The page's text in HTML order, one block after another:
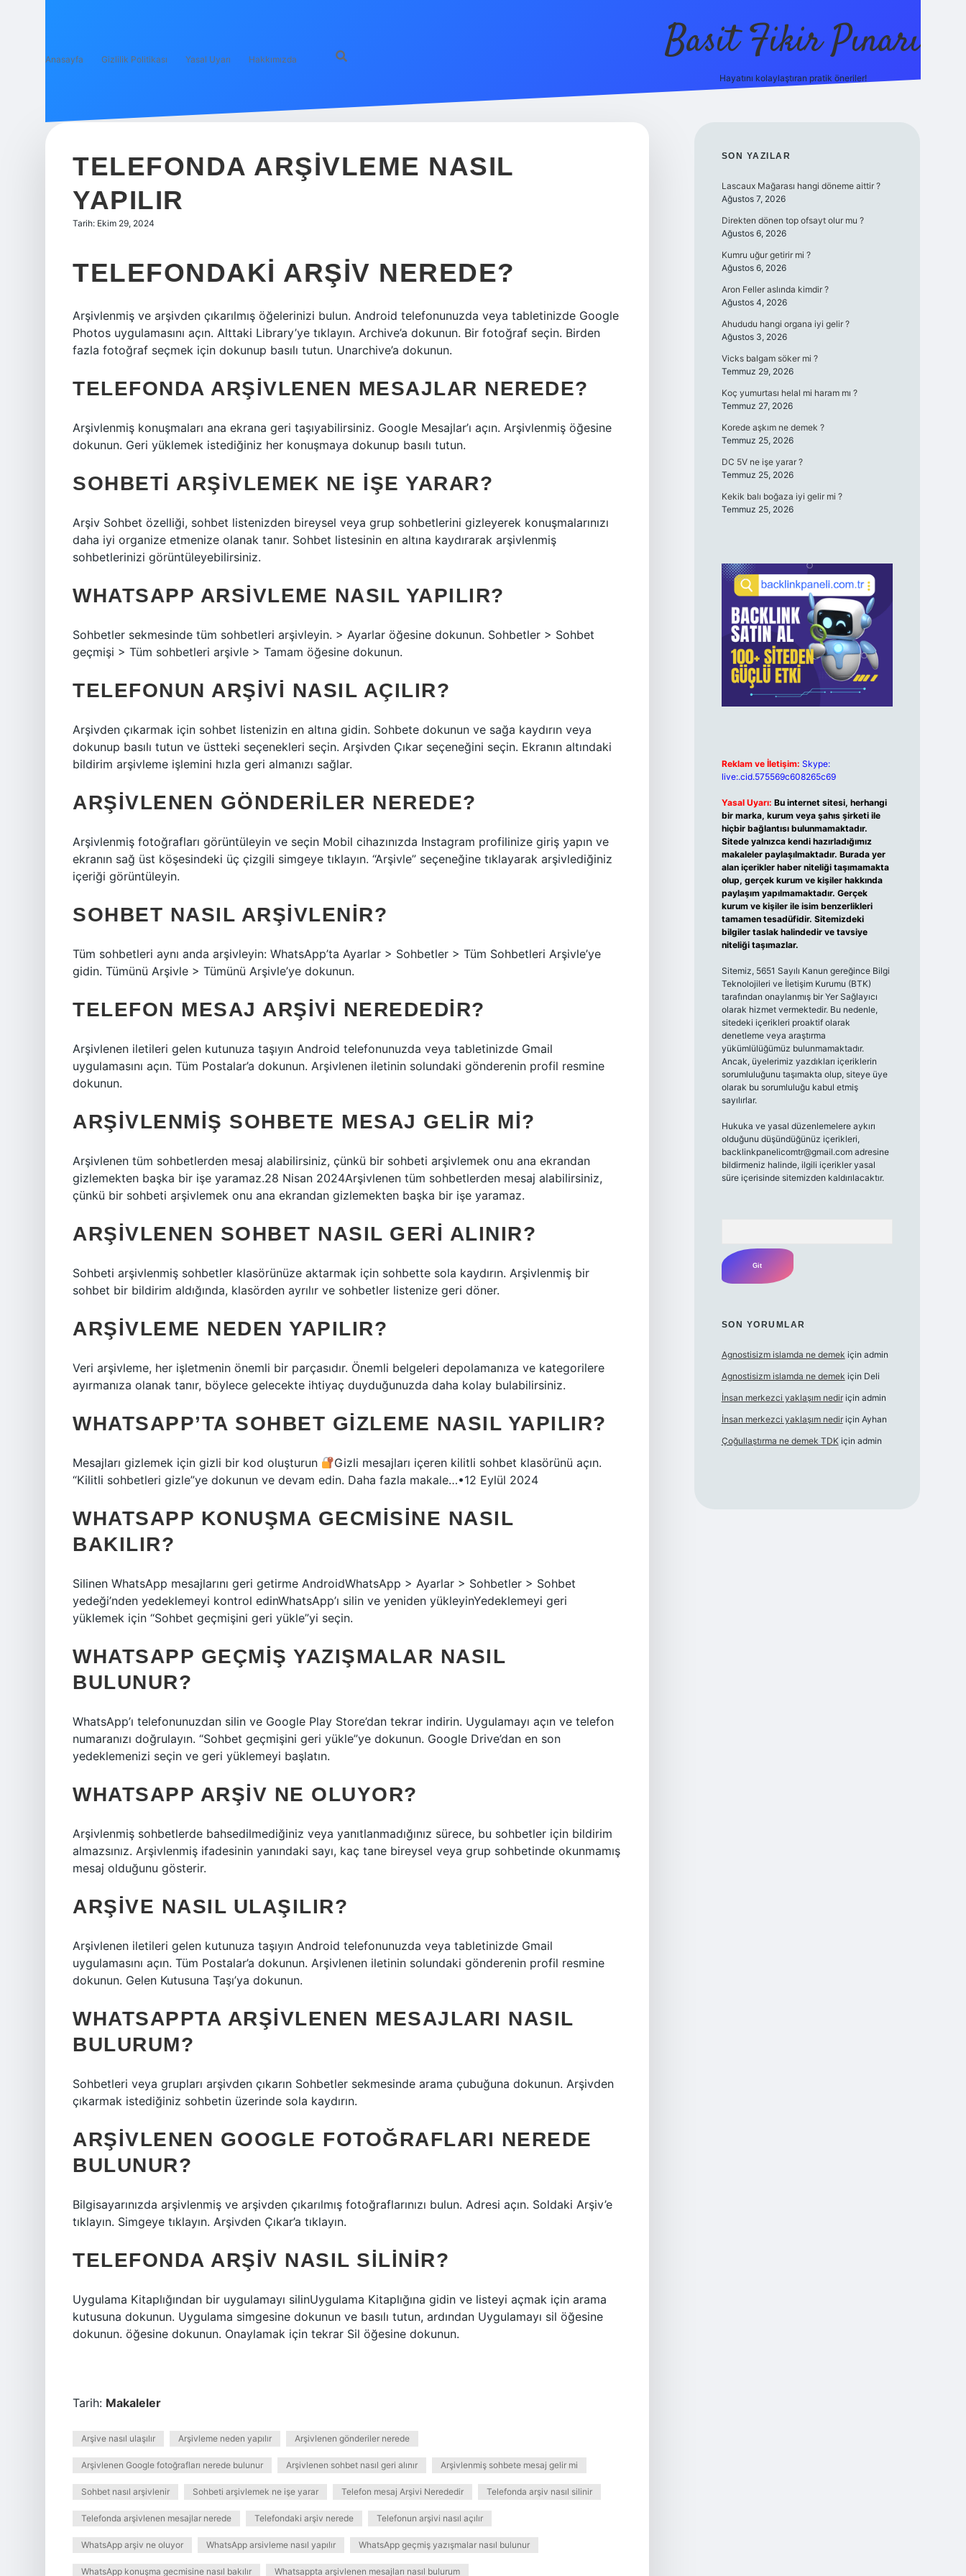
Anasayfa Gizlilik Politikası Yasal Uyarı Hakkımızda Basit Fikir Pınarı
Hayatını kolaylaştıran pratik öneriler!
TELEFONDA ARŞIVLEME NASIL
YAPILIR
Tarih: Ekim 29, 2024
TELEFONDAKI ARŞIV NEREDE?
Arşivlenmiş ve arşivden çıkarılmış öğelerinizi bulun. Android telefonunuzda veya tabletinizde Google
Photos uygulamasını açın. Alttaki Library’ye tıklayın. Archive’a dokunun. Bir fotoğraf seçin. Birden
fazla fotoğraf seçmek için dokunup basılı tutun. Unarchive’a dokunun.
TELEFONDA ARŞIVLENEN MESAJLAR NEREDE?
Arşivlenmiş konuşmaları ana ekrana geri taşıyabilirsiniz. Google Mesajlar’ı açın. Arşivlenmiş öğesine
dokunun. Geri yüklemek istediğiniz her konuşmaya dokunup basılı tutun.
SOHBETI ARŞIVLEMEK NE IŞE YARAR?
Arşiv Sohbet özelliği, sohbet listenizden bireysel veya grup sohbetlerini gizleyerek konuşmalarınızı
daha iyi organize etmenize olanak tanır. Sohbet listesinin en altına kaydırarak arşivlenmiş
sohbetlerinizi görüntüleyebilirsiniz.
WHATSAPP ARSIVLEME NASIL YAPILIR?
Sohbetler sekmesinde tüm sohbetleri arşivleyin. > Ayarlar öğesine dokunun. Sohbetler > Sohbet
geçmişi > Tüm sohbetleri arşivle > Tamam öğesine dokunun.
TELEFONUN ARŞIVI NASIL AÇILIR?
Arşivden çıkarmak için sohbet listenizin en altına gidin. Sohbete dokunun ve sağa kaydırın veya
dokunup basılı tutun ve üstteki seçenekleri seçin. Arşivden Çıkar seçeneğini seçin. Ekranın altındaki
bildirim arşivleme işlemini hızla geri almanızı sağlar.
ARŞIVLENEN GÖNDERILER NEREDE?
Arşivlenmiş fotoğrafları görüntüleyin ve seçin Mobil cihazınızda Instagram profilinize giriş yapın ve
ekranın sağ üst köşesindeki üç çizgili simgeye tıklayın. “Arşivle” seçeneğine tıklayarak arşivlediğiniz
içeriği görüntüleyin.
SOHBET NASIL ARŞIVLENIR?
Tüm sohbetleri aynı anda arşivleyin: WhatsApp’ta Ayarlar > Sohbetler > Tüm Sohbetleri Arşivle’ye
gidin. Tümünü Arşivle > Tümünü Arşivle’ye dokunun.
TELEFON MESAJ ARŞIVI NEREDEDIR?
Arşivlenen iletileri gelen kutunuza taşıyın Android telefonunuzda veya tabletinizde Gmail
uygulamasını açın. Tüm Postalar’a dokunun. Arşivlenen iletinin solundaki gönderenin profil resmine
dokunun.
ARŞIVLENMIŞ SOHBETE MESAJ GELIR MI?
Arşivlenen tüm sohbetlerden mesaj alabilirsiniz, çünkü bir sohbeti arşivlemek onu ana ekrandan
gizlemekten başka bir işe yaramaz.28 Nisan 2024Arşivlenen tüm sohbetlerden mesaj alabilirsiniz,
çünkü bir sohbeti arşivlemek onu ana ekrandan gizlemekten başka bir işe yaramaz.
ARŞIVLENEN SOHBET NASIL GERI ALINIR?
Sohbeti arşivlenmiş sohbetler klasörünüze aktarmak için sohbette sola kaydırın. Arşivlenmiş bir
sohbet bir bildirim aldığında, klasörden ayrılır ve sohbetler listenize geri döner.
ARŞIVLEME NEDEN YAPILIR?
Veri arşivleme, her işletmenin önemli bir parçasıdır. Önemli belgeleri depolamanıza ve kategorilere
ayırmanıza olanak tanır, böylece gelecekte ihtiyaç duyduğunuzda daha kolay bulabilirsiniz.
WHATSAPP’TA SOHBET GIZLEME NASIL YAPILIR?
Mesajları gizlemek için gizli bir kod oluşturun
Gizli mesajları içeren kilitli sohbet klasörünü açın.
“Kilitli sohbetleri gizle”ye dokunun ve devam edin. Daha fazla makale…•12 Eylül 2024
WHATSAPP KONUŞMA GECMISINE NASIL
BAKILIR?
Silinen WhatsApp mesajlarını geri getirme AndroidWhatsApp > Ayarlar > Sohbetler > Sohbet
yedeği’nden yedeklemeyi kontrol edinWhatsApp’ı silin ve yeniden yükleyinYedeklemeyi geri
yüklemek için “Sohbet geçmişini geri yükle”yi seçin.
WHATSAPP GEÇMIŞ YAZIŞMALAR NASIL
BULUNUR?
WhatsApp’ı telefonunuzdan silin ve Google Play Store’dan tekrar indirin. Uygulamayı açın ve telefon
numaranızı doğrulayın. “Sohbet geçmişini geri yükle”ye dokunun. Google Drive’dan en son
yedeklemenizi seçin ve geri yüklemeyi başlatın.
WHATSAPP ARŞIV NE OLUYOR?
Arşivlenmiş sohbetlerde bahsedilmediğiniz veya yanıtlanmadığınız sürece, bu sohbetler için bildirim
almazsınız. Arşivlenmiş ifadesinin yanındaki sayı, kaç tane bireysel veya grup sohbetinde okunmamış
mesaj olduğunu gösterir.
ARŞIVE NASIL ULAŞILIR?
Arşivlenen iletileri gelen kutunuza taşıyın Android telefonunuzda veya tabletinizde Gmail
uygulamasını açın. Tüm Postalar’a dokunun. Arşivlenen iletinin solundaki gönderenin profil resmine
dokunun. Gelen Kutusuna Taşı’ya dokunun.
WHATSAPPTA ARŞIVLENEN MESAJLARI NASIL
BULURUM?
Sohbetleri veya grupları arşivden çıkarın Sohbetler sekmesinde arama çubuğuna dokunun. Arşivden
çıkarmak istediğiniz sohbetin üzerinde sola kaydırın.
ARŞIVLENEN GOOGLE FOTOĞRAFLARI NEREDE
BULUNUR?
Bilgisayarınızda arşivlenmiş ve arşivden çıkarılmış fotoğraflarınızı bulun. Adresi açın. Soldaki Arşiv’e
tıklayın. Simgeye tıklayın. Arşivden Çıkar’a tıklayın.
TELEFONDA ARŞIV NASIL SILINIR?
Uygulama Kitaplığından bir uygulamayı silinUygulama Kitaplığına gidin ve listeyi açmak için arama
kutusuna dokunun. Uygulama simgesine dokunun ve basılı tutun, ardından Uygulamayı sil öğesine
dokunun. öğesine dokunun. Onaylamak için tekrar Sil öğesine dokunun.
Tarih: Makaleler
Arşive nasıl ulaşılır Arşivleme neden yapılır Arşivlenen gönderiler nerede
Arşivlenen Google fotoğrafları nerede bulunur Arşivlenen sohbet nasıl geri alınır Arşivlenmiş sohbete mesaj gelir mi
Sohbet nasıl arşivlenir Sohbeti arşivlemek ne işe yarar Telefon mesaj Arşivi Nerededir Telefonda arşiv nasıl silinir
Telefonda arşivlenen mesajlar nerede Telefondaki arşiv nerede Telefonun arşivi nasıl açılır
WhatsApp arşiv ne oluyor WhatsApp arsivleme nasıl yapılır WhatsApp geçmiş yazışmalar nasıl bulunur
WhatsApp konuşma gecmisine nasıl bakılır Whatsappta arşivlenen mesajları nasıl bulurum
SIDEBAR
SON YAZILAR
Lascaux Mağarası hangi döneme aittir ?
Ağustos 7, 2026
Direkten dönen top ofsayt olur mu ?
Ağustos 6, 2026
Kumru uğur getirir mi ?
Ağustos 6, 2026
Aron Feller aslında kimdir ?
Ağustos 4, 2026
Ahududu hangi organa iyi gelir ?
Ağustos 3, 2026
Vicks balgam söker mi ?
Temmuz 29, 2026
Koç yumurtası helal mi haram mı ?
Temmuz 27, 2026
Korede aşkım ne demek ?
Temmuz 25, 2026
DC 5V ne işe yarar ?
Temmuz 25, 2026
Kekik balı boğaza iyi gelir mi ?
Temmuz 25, 2026
Reklam ve İletişim: Skype:
live:.cid.575569c608265c69
Yasal Uyarı: Bu internet sitesi, herhangi
bir marka, kurum veya şahıs şirketi ile
hiçbir bağlantısı bulunmamaktadır.
Sitede yalnızca kendi hazırladığımız
makaleler paylaşılmaktadır. Burada yer
alan içerikler haber niteliği taşımamakta
olup, gerçek kurum ve kişiler hakkında
paylaşım yapılmamaktadır. Gerçek
kurum ve kişiler ile isim benzerlikleri
tamamen tesadüfidir. Sitemizdeki
bilgiler taslak halindedir ve tavsiye
niteliği taşımazlar.
Sitemiz, 5651 Sayılı Kanun gereğince Bilgi
Teknolojileri ve İletişim Kurumu (BTK)
tarafından onaylanmış bir Yer Sağlayıcı
olarak hizmet vermektedir. Bu nedenle,
sitedeki içerikleri proaktif olarak
denetleme veya araştırma
yükümlülüğümüz bulunmamaktadır.
Ancak, üyelerimiz yazdıkları içeriklerin
sorumluluğunu taşımakta olup, siteye üye
olarak bu sorumluluğu kabul etmiş
sayılırlar.
Hukuka ve yasal düzenlemelere aykırı
olduğunu düşündüğünüz içerikleri,
backlinkpanelicomtr@gmail.comadresine
bildirmeniz halinde, ilgili içerikler yasal
süre içerisinde sitemizden kaldırılacaktır.
SON YORUMLAR
Agnostisizm islamda ne demek için admin
Agnostisizm islamda ne demek için Deli
İnsan merkezci yaklaşım nediriçin admin
İnsan merkezci yaklaşım nediriçin Ayhan
Çoğullaştırma ne demek TDKiçin admin